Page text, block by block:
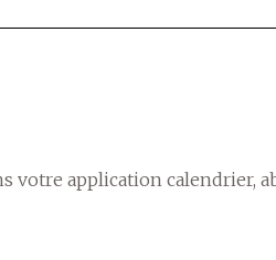
votre application calendrier,